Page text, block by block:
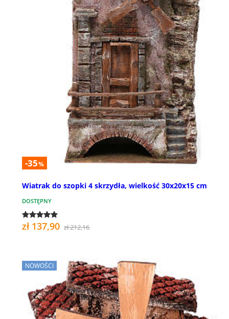
-35%
Wiatrak do szopki 4 skrzydła, wielkość 30x20x15 cm
DOSTĘPNY
zł 137,90 zł 212,16
NOWOŚCI